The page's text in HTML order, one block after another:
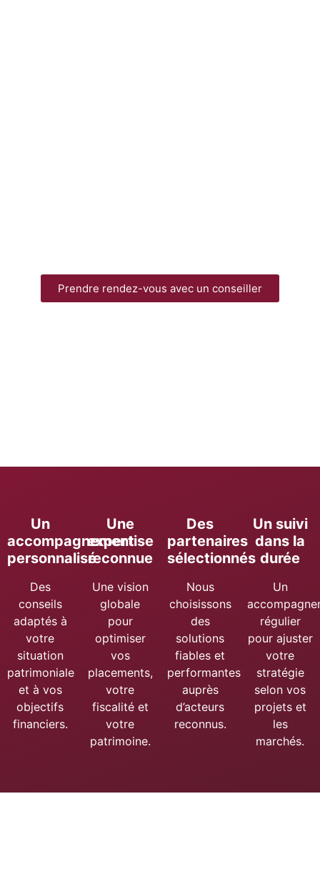
Prendre rendez-vous avec un conseiller
Un
accompagnement
personnalisé
Des
conseils
adaptés à
votre
situation
patrimoniale
et à vos
objectifs
financiers.
Une
expertise
reconnue
Une vision
globale
pour
optimiser
vos
placements,
votre
fiscalité et
votre
patrimoine.
Des
partenaires
sélectionnés
Nous
choisissons
des
solutions
fiables et
performantes
auprès
d’acteurs
reconnus.
Un suivi
dans la
durée
Un
régulier
pour ajuster
votre
stratégie
selon vos
projets et
les
marchés.